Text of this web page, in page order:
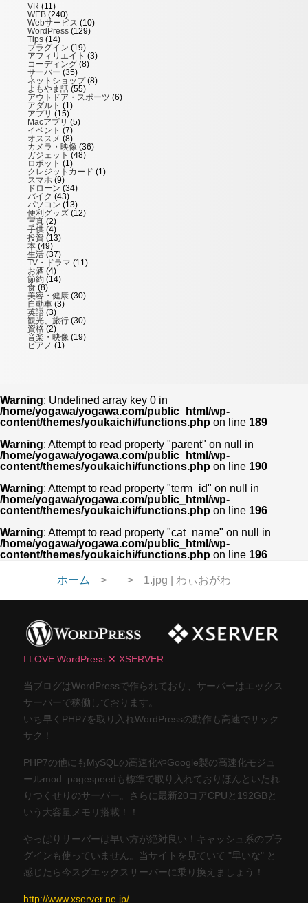
VR (11)
WEB (240)
Webサービス (10)
WordPress (129)
Tips (14)
プラグイン (19)
アフィリエイト (3)
コーディング (8)
サーバー (35)
ネットショップ(8)
よもやま話 (55)
アウトドア・スポーツ (6)
アダルト (1)
アプリ (15)
Macアプリ (5)
イベント (7)
オススメ (8)
カメラ・映像 (36)
ガジェット (48)
ロボット (1)
クレジットカード (1)
スマホ (9)
ドローン (34)
バイク (43)
パソコン (13)
便利グッズ (12)
写真 (2)
子供 (4)
投資 (13)
本 (49)
生活 (37)
TV・ドラマ (11)
お酒 (4)
節約 (14)
食 (8)
美容・健康 (30)
自動車 (3)
英語 (3)
観光、旅行 (30)
資格 (2)
音楽・映像 (19)
ピアノ (1)
Warning: Undefined array key 0 in
/home/yogawa/yogawa.com/public_html/wp-
content/themes/youkaichi/functions.php on line 189
Warning: Attempt to read property "parent" on null in
/home/yogawa/yogawa.com/public_html/wp-
content/themes/youkaichi/functions.php on line 190
Warning: Attempt to read property "term_id" on null in
/home/yogawa/yogawa.com/public_html/wp-
content/themes/youkaichi/functions.php on line 196
Warning: Attempt to read property "cat_name" on null in
/home/yogawa/yogawa.com/public_html/wp-
content/themes/youkaichi/functions.php on line 196
ホーム 1.jpg | わぃおがわ
I LOVE WordPress ✕ XSERVER
当ブログはWordPressで作られており、サーバーはエックス
サーバーで稼働しております。
いち早くPHP7を取り入れWordPressの動作も高速でサック
サク！
PHP7の他にもMySQLの高速化やGoogle製の高速化モジュ
ールmod_pagespeedも標準で取り入れておりほんといたれ
りつくせりのサーバー。さらに最新20コアCPUと192GBと
いう大容量メモリ搭載！！
やっぱりサーバーは早い方が絶対良い！キャッシュ系のプラ
グインも使っていません。当サイトを見ていて "早いな" と
感じたら今スグエックスサーバーに乗り換えましょう！
http://www.xserver.ne.jp/